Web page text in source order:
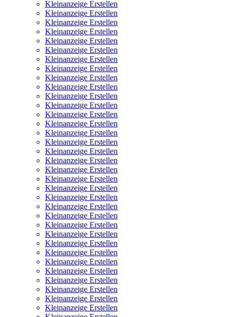
Kleinanzeige Erstellen
Kleinanzeige Erstellen
Kleinanzeige Erstellen
Kleinanzeige Erstellen
Kleinanzeige Erstellen
Kleinanzeige Erstellen
Kleinanzeige Erstellen
Kleinanzeige Erstellen
Kleinanzeige Erstellen
Kleinanzeige Erstellen
Kleinanzeige Erstellen
Kleinanzeige Erstellen
Kleinanzeige Erstellen
Kleinanzeige Erstellen
Kleinanzeige Erstellen
Kleinanzeige Erstellen
Kleinanzeige Erstellen
Kleinanzeige Erstellen
Kleinanzeige Erstellen
Kleinanzeige Erstellen
Kleinanzeige Erstellen
Kleinanzeige Erstellen
Kleinanzeige Erstellen
Kleinanzeige Erstellen
Kleinanzeige Erstellen
Kleinanzeige Erstellen
Kleinanzeige Erstellen
Kleinanzeige Erstellen
Kleinanzeige Erstellen
Kleinanzeige Erstellen
Kleinanzeige Erstellen
Kleinanzeige Erstellen
Kleinanzeige Erstellen
Kleinanzeige Erstellen